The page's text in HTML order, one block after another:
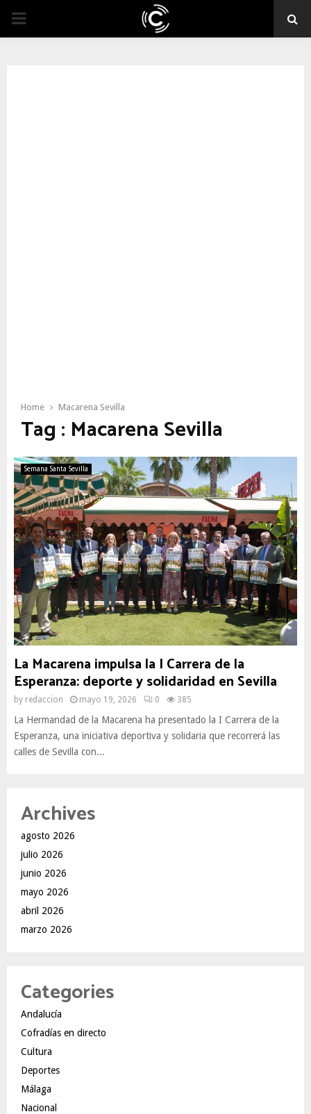
PRIMARY
Home Macarena Sevilla
Tag : Macarena Sevilla
Semana Santa Sevilla
La Macarena impulsa la I Carrera de la
Esperanza: deporte y solidaridad en Sevilla
by redaccion mayo 19, 2026 0 385
La Hermandad de la Macarena ha presentado la I Carrera de la
Esperanza, una iniciativa deportiva y solidaria que recorrerá las
calles de Sevilla con...
Archives
agosto 2026
julio 2026
junio 2026
mayo 2026
abril 2026
marzo 2026
Categories
Andalucía
Cofradías en directo
Cultura
Deportes
Málaga
Nacional